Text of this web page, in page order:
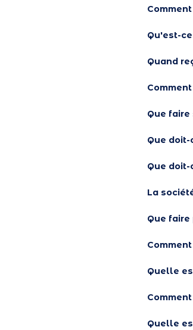
Qu'est-
Quand
Que faire
Que
Que
La
Que faire
Quelle
Quelle